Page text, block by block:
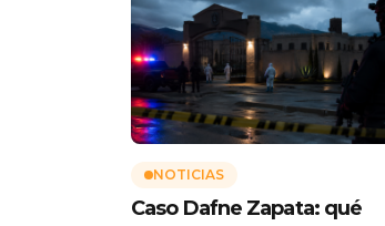
NOTICIAS
Caso Dafne Zapata: qué